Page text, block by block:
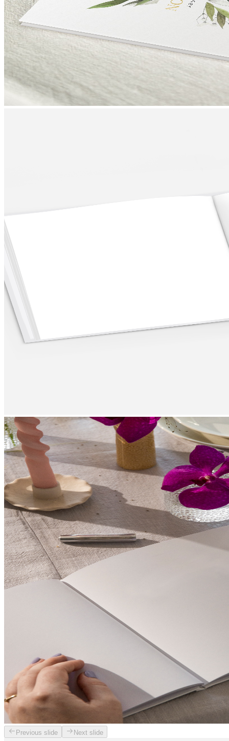
Previous slide Next slide